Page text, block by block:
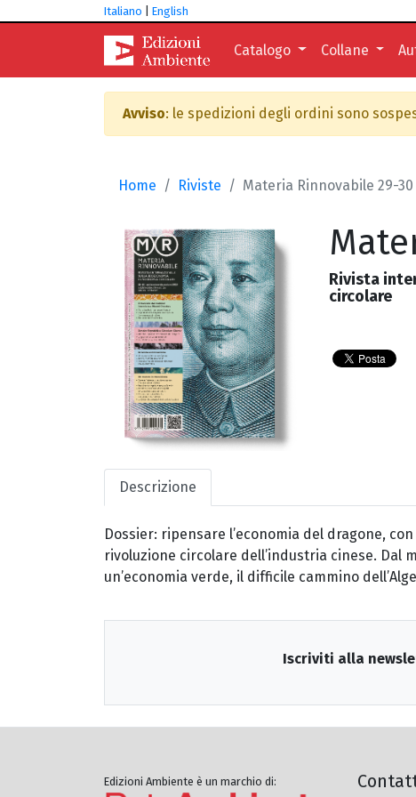
Italiano English
Catalogo Collane
Avviso: le spedizioni degli ordini sono
Home Riviste Materia Rinnovabile 29-30
Rivista
circolare
Descrizione
Dossier: ripensare l’economia del dragone,
rivoluzione circolare dell’industria cinese. Dal
un’economia verde, il difficile cammino
Iscriviti alla
Edizioni Ambiente è un marchio di: